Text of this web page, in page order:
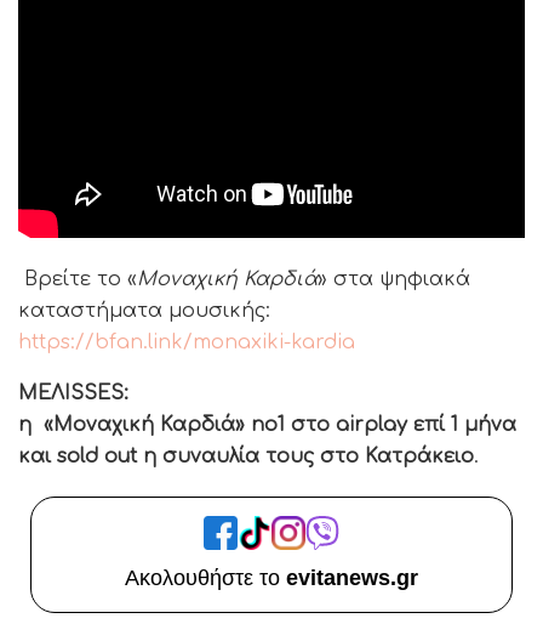
Βρείτε το «Μοναχική Καρδιά» στα ψηφιακά
καταστήματα μουσικής:
https://bfan.link/monaxiki-kardia
ΜΕΛΙSSES:
η «Μοναχική Καρδιά» no1 στο airplay επί 1 μήνα
και sold out η συναυλία τους στο Κατράκειο.
Ακολουθήστε το evitanews.gr